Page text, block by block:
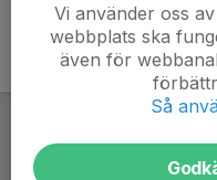
Vi använder oss
webbplats ska
även för
Så